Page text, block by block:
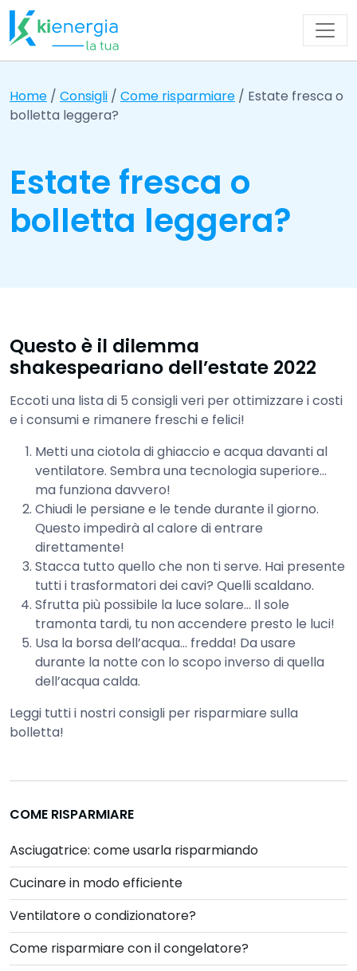
Navigazione principale
Home / Consigli / Come risparmiare / Estate fresca o
bolletta leggera?
Estate fresca o
bolletta leggera?
Questo è il dilemma
shakespeariano dell’estate 2022
Eccoti una lista di 5 consigli veri per ottimizzare i costi
e i consumi e rimanere freschi e felici!
Metti una ciotola di ghiaccio e acqua davanti al
ventilatore. Sembra una tecnologia superiore…
ma funziona davvero!
Chiudi le persiane e le tende durante il giorno.
Questo impedirà al calore di entrare
direttamente!
Stacca tutto quello che non ti serve. Hai presente
tutti i trasformatori dei cavi? Quelli scaldano.
Sfrutta più possibile la luce solare… Il sole
tramonta tardi, tu non accendere presto le luci!
Usa la borsa dell’acqua… fredda! Da usare
durante la notte con lo scopo inverso di quella
dell’acqua calda.
Leggi tutti i nostri consigli per risparmiare sulla
bolletta!
COME RISPARMIARE
Asciugatrice: come usarla risparmiando
Cucinare in modo efficiente
Ventilatore o condizionatore?
Come risparmiare con il congelatore?